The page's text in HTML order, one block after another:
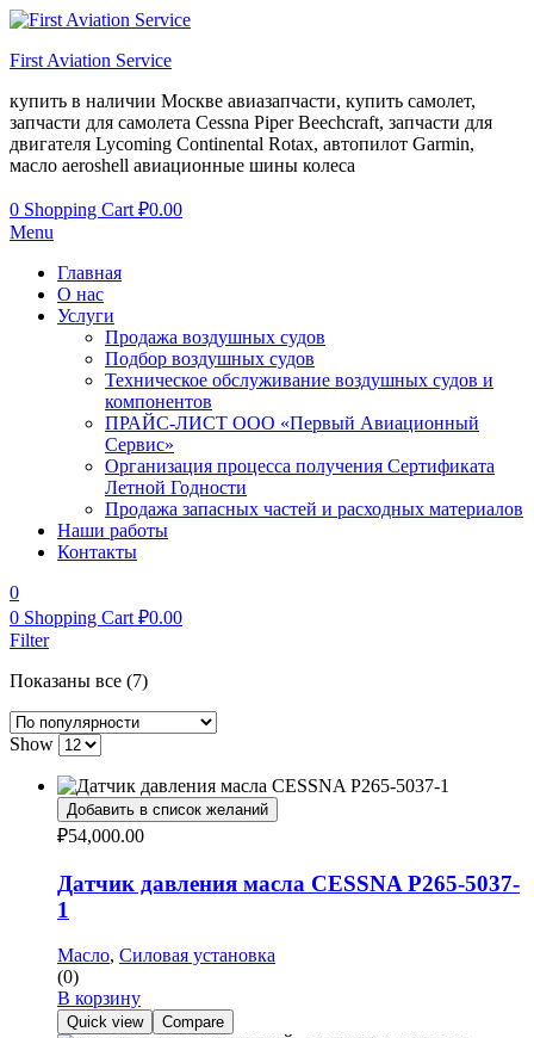
First Aviation Service
купить в наличии Москве авиазапчасти, купить самолет,
запчасти для самолета Cessna Piper Beechcraft, запчасти для
двигателя Lycoming Continental Rotax, автопилот Garmin,
масло aeroshell авиационные шины колеса
0 Shopping Cart ₽0.00
Menu
Главная
О нас
Услуги
Продажа воздушных судов
Подбор воздушных судов
Техническое обслуживание воздушных судов и
компонентов
ПРАЙС-ЛИСТ ООО «Первый Авиационный
Сервис»
Организация процесса получения Сертификата
Летной Годности
Продажа запасных частей и расходных материалов
Наши работы
Контакты
0
0 Shopping Cart ₽0.00
Filter
Показаны все (7)
Show
Добавить в список желаний
₽54,000.00
Датчик давления масла CESSNA P265-5037-
1
Масло, Силовая установка
(0)
В корзину
Quick view Compare